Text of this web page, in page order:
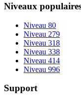
Niveaux
Niveau 80
Niveau 279
Niveau 318
Niveau 338
Niveau 414
Niveau 996
Support